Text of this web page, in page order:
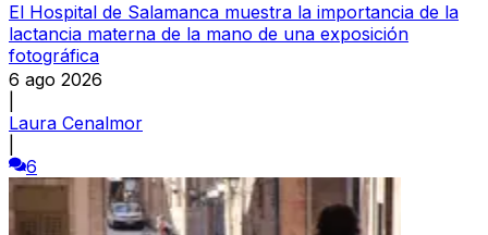
El Hospital de Salamanca muestra la importancia de la
lactancia materna de la mano de una exposición
fotográfica
6 ago 2026
Laura Cenalmor
6